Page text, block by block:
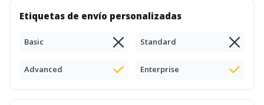
Etiquetas de envío personalizadas
Basic Standard
Advanced Enterprise